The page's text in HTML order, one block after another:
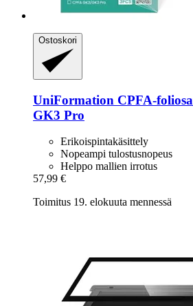
Ostoskori
UniFormation CPFA-​
GK3 Pro
Erikoispintakäsittely
Nopeampi tulostusnopeus
Helppo mallien irrotus
57,99 €
Toimitus 19. elokuuta mennessä